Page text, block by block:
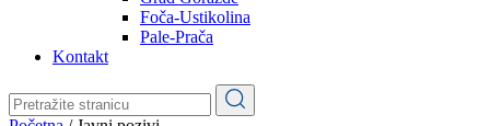
Općine
Pale-Prača
Kontakt